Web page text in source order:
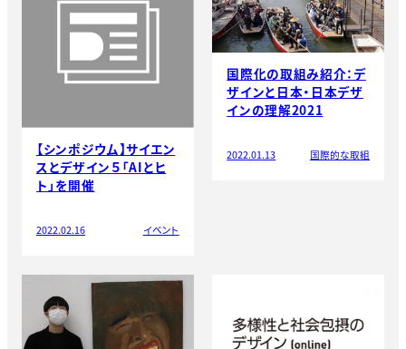
【シンポジウム】サイエン
スとデザイン５「AIとヒ
ト」を開催
2022.02.16 イベント
国際化の取組み紹介：デ
ザインと日本・日本デザ
インの理解2021
2022.01.13 国際的な取組